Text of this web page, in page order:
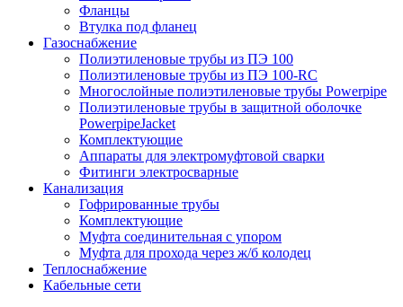
Фланцы
Втулка под фланец
Газоснабжение
Полиэтиленовые трубы из ПЭ 100
Полиэтиленовые трубы из ПЭ 100-RC
Многослойные полиэтиленовые трубы Powerpipe
Полиэтиленовые трубы в защитной оболочке
PowerpipeJacket
Комплектующие
Аппараты для электромуфтовой сварки
Фитинги электросварные
Канализация
Гофрированные трубы
Комплектующие
Муфта соединительная с упором
Муфта для прохода через ж/б колодец
Теплоснабжение
Кабельные сети